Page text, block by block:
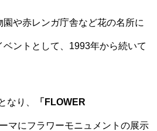
や赤レンガ庁舎など花の名所に
ントとして、1993年から続いて
なり、 「FLOWER
マにフラワーモニュメントの展示